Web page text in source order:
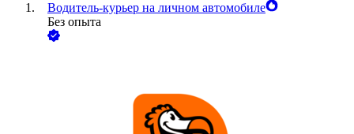
Водитель-курьер на личном автомобиле
Без опыта